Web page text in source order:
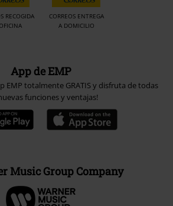
RECOGIDA
CORREOS ENTREGA
A DOMICILIO
App de EMP
EMP totalmente GRATIS y disfruta de todas
funciones y ventajas!
Music Group Company